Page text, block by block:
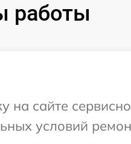
работы
на сайте
условий